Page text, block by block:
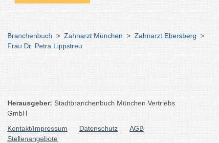
Branchenbuch > Zahnarzt München > Zahnarzt Ebersberg >
Frau Dr. Petra Lippstreu
Herausgeber: Stadtbranchenbuch München Vertriebs
GmbH
Kontakt/Impressum
Datenschutz
AGB
Stellenangebote